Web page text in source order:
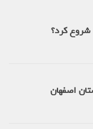
کرد؟
اصفهان